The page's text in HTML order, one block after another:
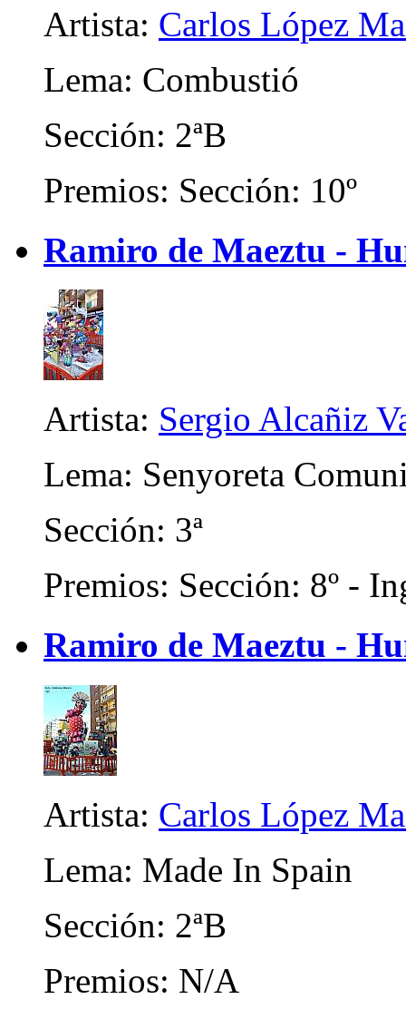
Artista: Carlos López
Lema: Combustió
Sección: 2ªB
Premios: Sección: 10º
Ramiro de Maeztu -
Artista: Sergio Alcañiz
Lema: Senyoreta
Sección: 3ª
Premios: Sección: 8º -
Ramiro de Maeztu -
Artista: Carlos López
Lema: Made In Spain
Sección: 2ªB
Premios: N/A